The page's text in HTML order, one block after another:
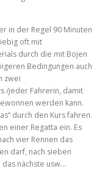
in der Regel 90 Minuten
oft mit
durch die mit Bojen
Bedingungen auch
zwei
/jeder Fahrerin, damit
werden kann.
durch den Kurs fahren.
einer Regatta ein. Es
vier Rennen das
darf, nach sieben
nächste usw…